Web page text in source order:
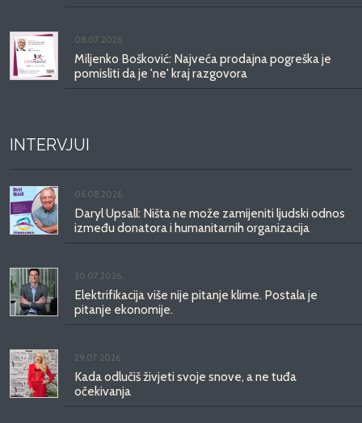
08.07.2026.
Miljenko Bošković: Najveća prodajna pogreška je
pomisliti da je 'ne' kraj razgovora
INTERVJUI
06.08.2026.
Daryl Upsall: Ništa ne može zamijeniti ljudski odnos
između donatora i humanitarnih organizacija
30.07.2026.
Elektrifikacija više nije pitanje klime. Postala je
pitanje ekonomije.
29.07.2026.
Kada odlučiš živjeti svoje snove, a ne tuđa
očekivanja